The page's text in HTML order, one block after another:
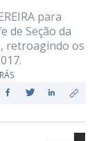
para
de Seção da
retroagindo os